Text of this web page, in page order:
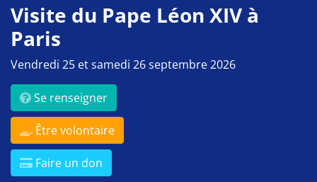
Visite du Pape Léon XIV à
Paris
Vendredi 25 et samedi 26 septembre 2026
Se renseigner
Être volontaire
Faire un don